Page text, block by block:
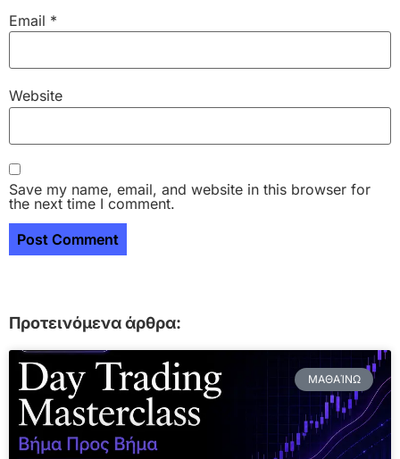
Email *
Website
Save my name, email, and website in this browser for
the next time I comment.
Προτεινόμενα άρθρα:
ΜΑΘΑΊΝΩ